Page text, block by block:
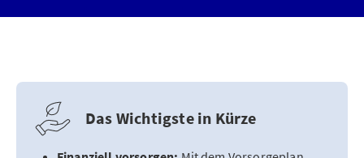
Das Wichtigste in Kürze